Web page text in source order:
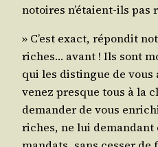
notoires n’é­taient-ils pas
» C’est exact, répon­dit
riches… avant ! Ils sont
qui les dis­tingue de
venez presque tous à la
deman­der de vous
riches, ne lui deman­dant